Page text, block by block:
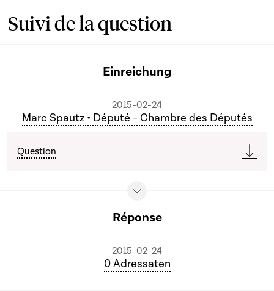
Suivi de la question
Einreichung
2015-02-24
Marc Spautz • Député - Chambre des Députés
Question
Réponse
2015-02-24
0 Adressaten